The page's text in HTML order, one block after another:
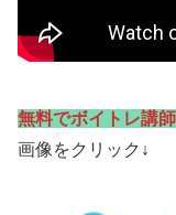
無料でボイトレ講
画像をクリック↓